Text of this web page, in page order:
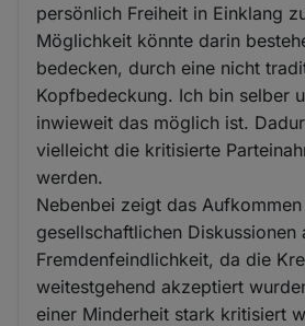
persönlich Freiheit in Einklang
Möglichkeit könnte darin
bedecken, durch eine nicht
Kopfbedeckung. Ich bin selber
inwieweit das möglich ist.
vielleicht die kritisierte
werden.
Nebenbei zeigt das
gesellschaftlichen Diskussionen
Fremdenfeindlichkeit, da die
weitestgehend akzeptiert
einer Minderheit stark kritisiert